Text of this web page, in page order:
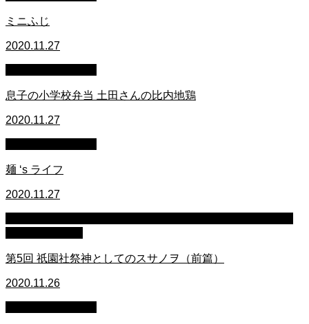
ミニふじ
2020.11.27
息子の小学校弁当 土田さんの比内地鶏
2020.11.27
麺 ‘s ライフ
2020.11.27
第5回 祇園社祭神としてのスサノヲ（前篇）
2020.11.26